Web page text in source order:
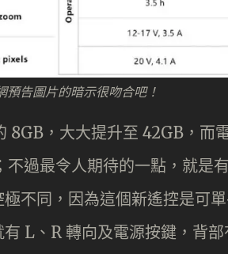
告圖片的暗示很吻合吧！
8GB，大大提升至 42GB，而
過最令人期待的一點，就是
不同，因為這個新遙控是可
L、R 轉向及電源按鍵，背